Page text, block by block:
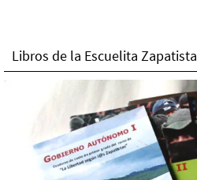
Libros de la Escuelita Zapatista